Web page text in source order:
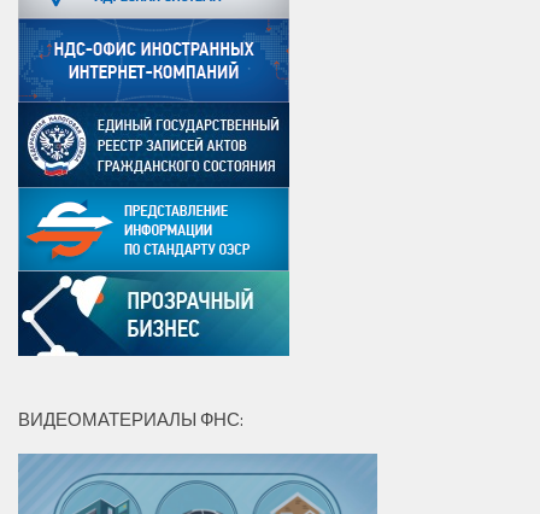
ВИДЕОМАТЕРИАЛЫ ФНС: